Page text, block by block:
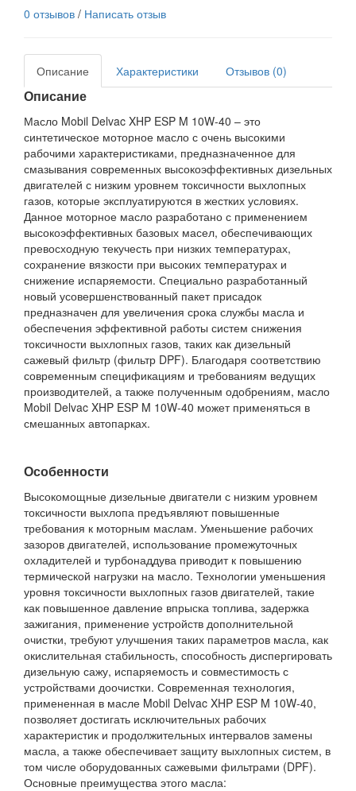
0 отзывов / Написать отзыв
Описание Характеристики Отзывов (0)
Описание
Масло Mobil Delvac XHP ESP M 10W-40 – это
синтетическое моторное масло с очень высокими
рабочими характеристиками, предназначенное для
смазывания современных высокоэффективных дизельных
двигателей с низким уровнем токсичности выхлопных
газов, которые эксплуатируются в жестких условиях.
Данное моторное масло разработано с применением
высокоэффективных базовых масел, обеспечивающих
превосходную текучесть при низких температурах,
сохранение вязкости при высоких температурах и
снижение испаряемости. Специально разработанный
новый усовершенствованный пакет присадок
предназначен для увеличения срока службы масла и
обеспечения эффективной работы систем снижения
токсичности выхлопных газов, таких как дизельный
сажевый фильтр (фильтр DPF). Благодаря соответствию
современным спецификациям и требованиям ведущих
производителей, а также полученным одобрениям, масло
Mobil Delvac XHP ESP M 10W-40 может применяться в
смешанных автопарках.
Особенности
Высокомощные дизельные двигатели с низким уровнем
токсичности выхлопа предъявляют повышенные
требования к моторным маслам. Уменьшение рабочих
зазоров двигателей, использование промежуточных
охладителей и турбонаддува приводит к повышению
термической нагрузки на масло. Технологии уменьшения
уровня токсичности выхлопных газов двигателей, такие
как повышенное давление впрыска топлива, задержка
зажигания, применение устройств дополнительной
очистки, требуют улучшения таких параметров масла, как
окислительная стабильность, способность диспергировать
дизельную сажу, испаряемость и совместимость с
устройствами доочистки. Современная технология,
примененная в масле Mobil Delvac XHP ESP M 10W-40,
позволяет достигать исключительных рабочих
характеристик и продолжительных интервалов замены
масла, а также обеспечивает защиту выхлопных систем, в
том числе оборудованных сажевыми фильтрами (DPF).
Основные преимущества этого масла: